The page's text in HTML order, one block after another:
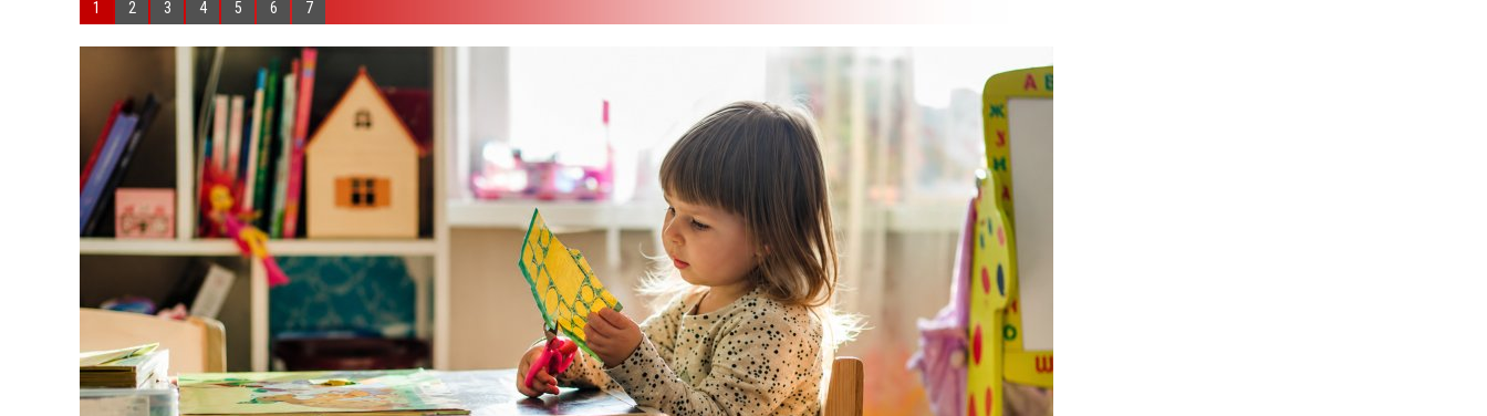
1 2 3 4 5 6 7